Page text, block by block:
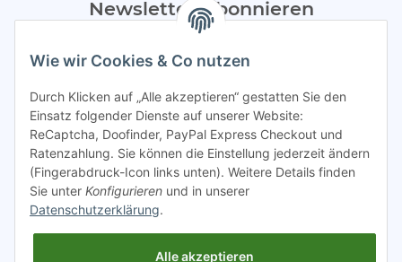
Newsletter Abonnieren
Bitte sendet mir entsprechend eurer
regelmäßig Infos zu euren Aktionen per E-Mail zu.
Abonnieren
Spamschutz aktiv
Gesetzliche Informationen
Wie wir Cookies & Co nutzen
Durch Klicken auf „Alle akzeptieren“ gestatten Sie den
Einsatz folgender Dienste auf unserer Website:
ReCaptcha, Doofinder, PayPal Express Checkout und
Ratenzahlung. Sie können die Einstellung jederzeit ändern
(Fingerabdruck-Icon links unten). Weitere Details finden
Sie unter Konfigurieren und in unserer
Datenschutzerklärung.
Alle akzeptieren